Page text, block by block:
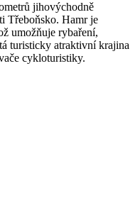
jihovýchodně
Třeboňsko. Hamr je
umožňuje rybaření,
turisticky atraktivní krajina
cykloturistiky.